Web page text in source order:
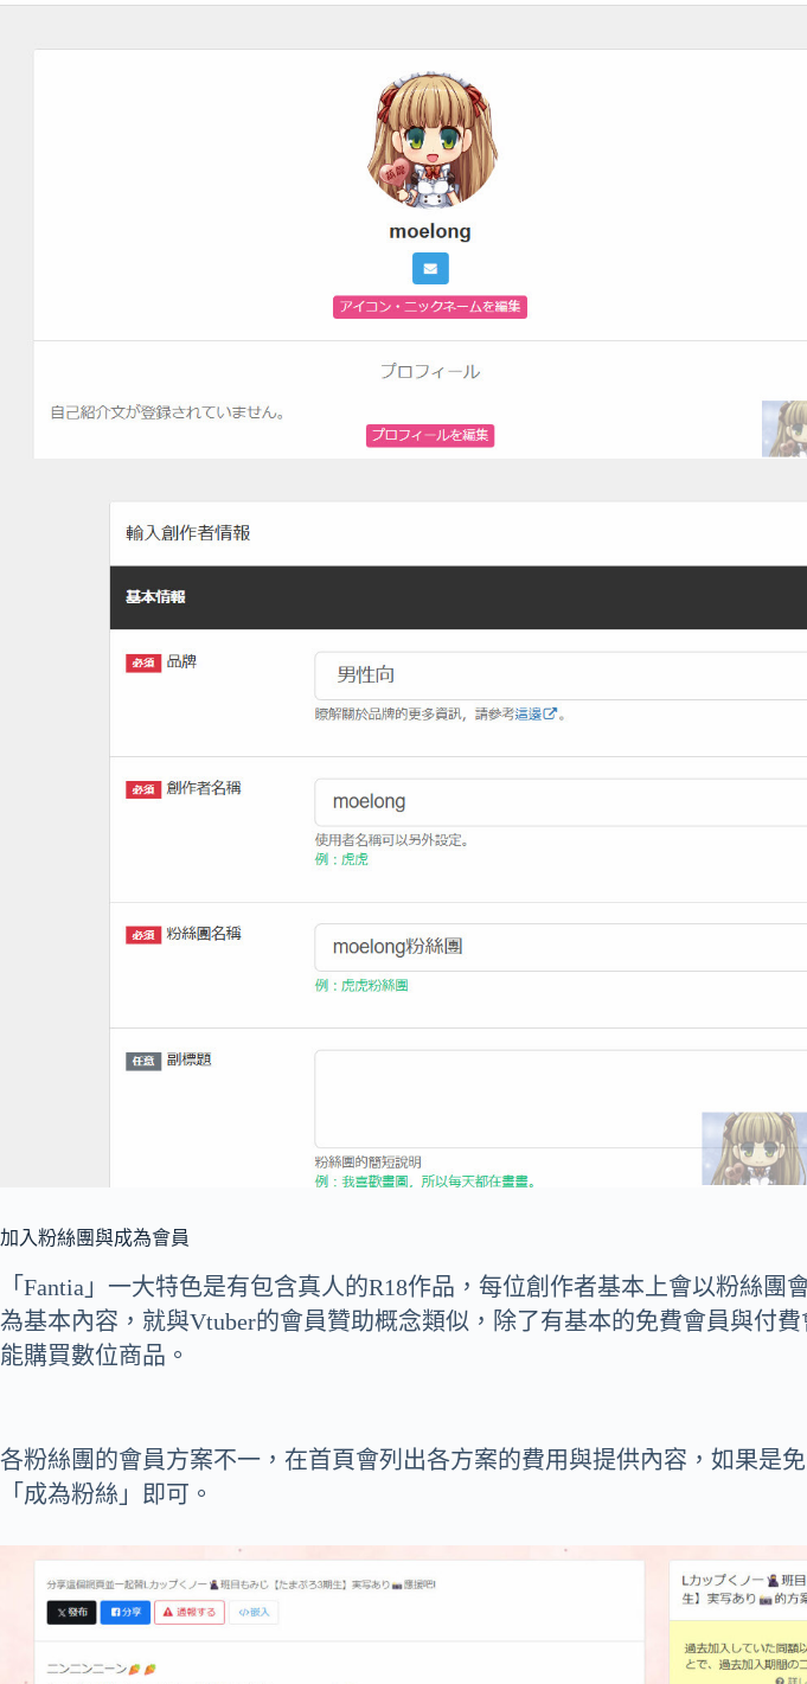
加入粉絲團與成為會員
「Fantia」一大特色是有包含真人的R18作品，每位創作者基本上會以粉絲團
為基本內容，就與Vtuber的會員贊助概念類似，除了有基本的免費會員與付
能購買數位商品。
各粉絲團的會員方案不一，在首頁會列出各方案的費用與提供內容，如果是
「成為粉絲」即可。